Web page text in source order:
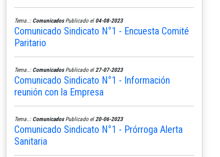
Tema..: ComunicadosPublicado el 04-08-2023
Comunicado Sindicato N°1 - Encuesta Comité
Paritario
Tema..: ComunicadosPublicado el 27-07-2023
Comunicado Sindicato N°1 - Información
reunión con la Empresa
Tema..: ComunicadosPublicado el 20-06-2023
Comunicado Sindicato N°1 - Prórroga Alerta
Sanitaria